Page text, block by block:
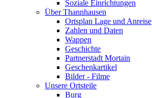
Soziale Einrichtungen
Über Thannhausen
Ortsplan Lage und Anreise
Zahlen und Daten
Wappen
Geschichte
Partnerstadt Mortain
Geschenkartikel
Bilder - Filme
Unsere Ortsteile
Burg